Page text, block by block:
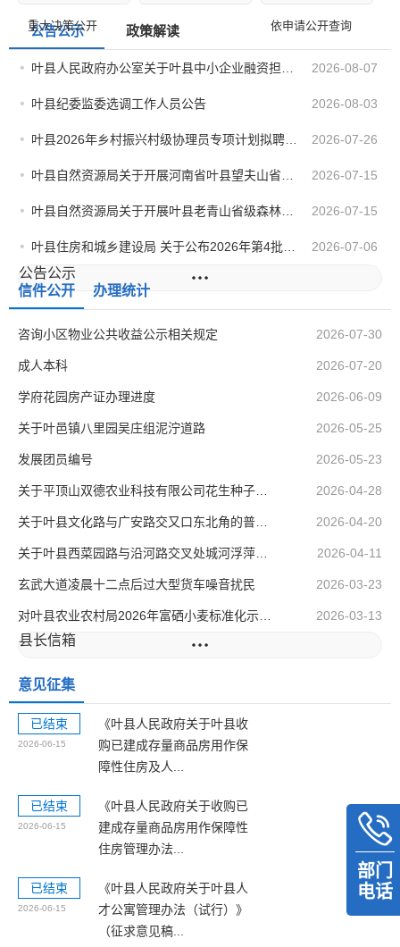
部门
电话
重大决策公开 依申请公开查询
公告公示 政策解读
2026-08-07
叶县纪委监委选调工作人员公告 2026-08-03
2026-07-26
2026-07-15
2026-07-15
2026-07-06
公告公示
信件公开
办理统计
咨询小区物业公共收益公示相关规定 2026-07-30
成人本科 2026-07-20
学府花园房产证办理进度 2026-06-09
关于叶邑镇八里园吴庄组泥泞道路 2026-05-25
发展团员编号 2026-05-23
2026-04-28
2026-04-20
2026-04-11
玄武大道凌晨十二点后过大型货车噪音扰民 2026-03-23
2026-03-13
县长信箱
意见征集
已结束
2026-06-15
《叶县人民政府关于叶县收
购已建成存量商品房用作保
障性住房及人...
已结束
2026-06-15
《叶县人民政府关于收购已
建成存量商品房用作保障性
住房管理办法...
已结束
2026-06-15
《叶县人民政府关于叶县人
才公寓管理办法（试行）》
（征求意见稿...